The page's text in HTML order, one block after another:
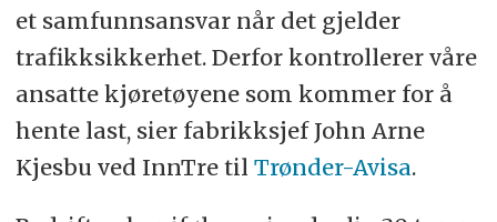
et samfunnsansvar når det gjelder
trafikksikkerhet. Derfor kontrollerer våre
ansatte kjøretøyene som kommer for å
hente last, sier fabrikksjef John Arne
Kjesbu ved InnTre til Trønder-Avisa.